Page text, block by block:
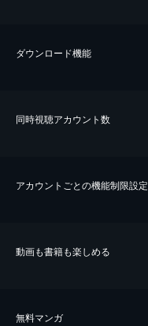
ダウンロード機能
同時視聴アカウント数
アカウントごとの機能制限設定
動画も書籍も楽しめる
無料マンガ